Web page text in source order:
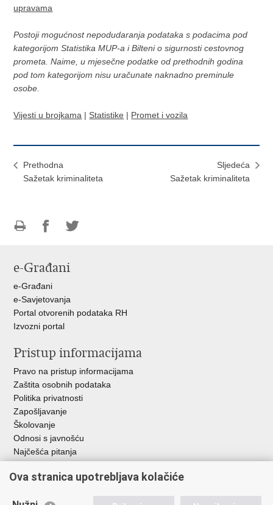
upravama
Postoji mogućnost nepodudaranja podataka s podacima pod
kategorijom Statistika MUP-a i Bilteni o sigurnosti cestovnog
prometa. Naime, u mjesečne podatke od prethodnih godina
pod tom kategorijom nisu uračunate naknadno preminule
osobe.
Vijesti u brojkama | Statistike | Promet i vozila
Prethodna
Sažetak kriminaliteta
Sljedeća
Sažetak kriminaliteta
FacebookuTwitteru
e-Građani
e-Građani
e-Savjetovanja
Portal otvorenih podataka RH
Izvozni portal
Pristup informacijama
Pravo na pristup informacijama
Zaštita osobnih podataka
Politika privatnosti
Zapošljavanje
Školovanje
Odnosi s javnošću
Najčešća pitanja
Važne poveznice
Ova stranica upotrebljava kolačiće